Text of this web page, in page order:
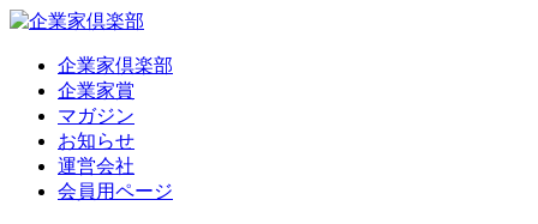
企業家倶楽部
企業家賞
マガジン
お知らせ
運営会社
会員用ページ